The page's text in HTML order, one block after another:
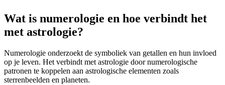
Wat is numerologie en hoe verbindt het
met astrologie?
Numerologie onderzoekt de symboliek van getallen en hun invloed
op je leven. Het verbindt met astrologie door numerologische
patronen te koppelen aan astrologische elementen zoals
sterrenbeelden en planeten.